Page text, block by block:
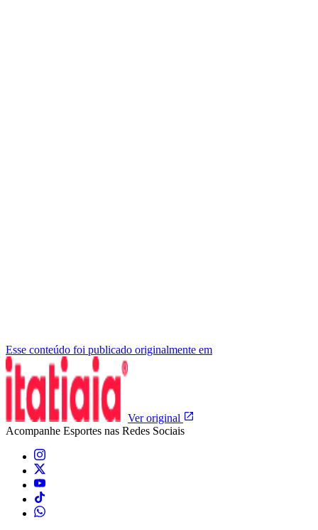
Esse conteúdo foi publicado originalmente em
Ver original
Acompanhe Esportes nas Redes Sociais